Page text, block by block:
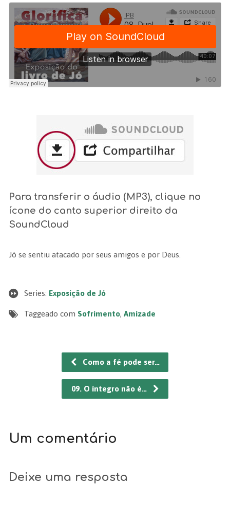
Para transferir o áudio (MP3), clique no
ícone do canto superior direito da
SoundCloud
Jó se sentiu atacado por seus amigos e por Deus.
Series: Exposição de Jó
Taggeado com Sofrimento, Amizade
Como a fé pode ser…
09. O íntegro não é…
Um comentário
Deixe uma resposta